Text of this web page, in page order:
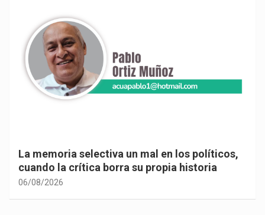
La memoria selectiva un mal en los políticos,
cuando la crítica borra su propia historia
06/08/2026